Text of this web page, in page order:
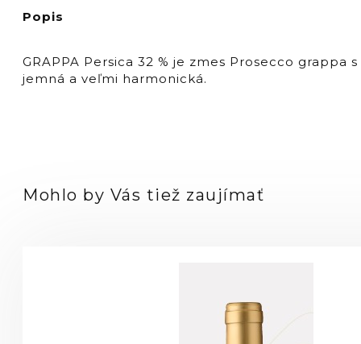
pesca
32%
Popis
GRAPPA Persica 32 % je zmes Prosecco
jemná a veľmi harmonická.
Mohlo by Vás tiež zaujímať